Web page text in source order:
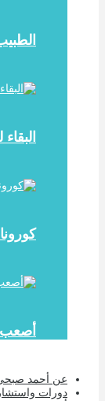
أصعب
عن أحمد
دورات